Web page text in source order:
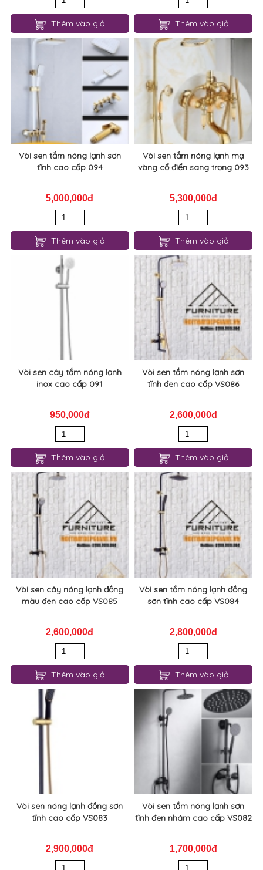
Thêm vào giỏ Thêm vào giỏ
Vòi sen tắm nóng lạnh sơn
tĩnh cao cấp 094
5,000,000đ
Thêm vào giỏ
Vòi sen tắm nóng lạnh mạ
vàng cổ điển sang trọng 093
5,300,000đ
Thêm vào giỏ
Vòi sen cây tắm nóng lạnh
inox cao cấp 091
950,000đ
Thêm vào giỏ
Vòi sen tắm nóng lạnh sơn
tĩnh đen cao cấp VS086
2,600,000đ
Thêm vào giỏ
Vòi sen cây nóng lạnh đồng
màu đen cao cấp VS085
2,600,000đ
Thêm vào giỏ
Vòi sen tắm nóng lạnh đồng
sơn tĩnh cao cấp VS084
2,800,000đ
Thêm vào giỏ
Vòi sen nóng lạnh đồng sơn
tĩnh cao cấp VS083
2,900,000đ
Vòi sen tắm nóng lạnh sơn
tĩnh đen nhám cao cấp VS082
1,700,000đ